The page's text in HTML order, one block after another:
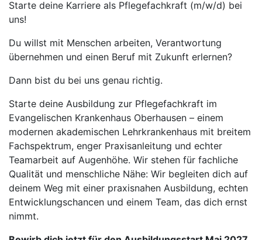
Starte deine Karriere als Pflegefachkraft (m/w/d) bei
uns!
Du willst mit Menschen arbeiten, Verantwortung
übernehmen und einen Beruf mit Zukunft erlernen?
Dann bist du bei uns genau richtig.
Starte deine Ausbildung zur Pflegefachkraft im
Evangelischen Krankenhaus Oberhausen – einem
modernen akademischen Lehrkrankenhaus mit breitem
Fachspektrum, enger Praxisanleitung und echter
Teamarbeit auf Augenhöhe. Wir stehen für fachliche
Qualität und menschliche Nähe: Wir begleiten dich auf
deinem Weg mit einer praxisnahen Ausbildung, echten
Entwicklungschancen und einem Team, das dich ernst
nimmt.